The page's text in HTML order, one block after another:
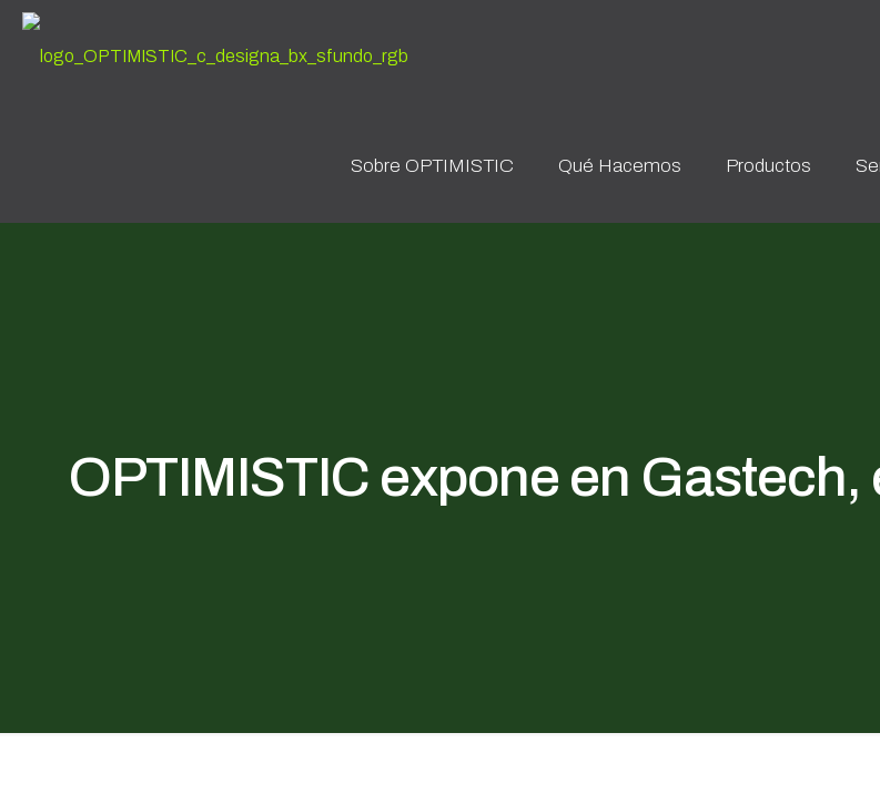
Sobre OPTIMISTIC Qué Hacemos Productos
OPTIMISTIC expone en Gastech,